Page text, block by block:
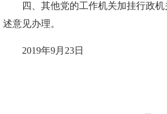
四、其他党的工作机关加挂行政
述意见办理。
2019年9月23日